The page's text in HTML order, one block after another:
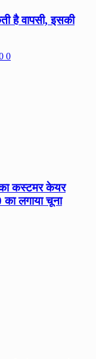
है वापसी, इसकी
0
कस्टमर केयर
लगाया चूना